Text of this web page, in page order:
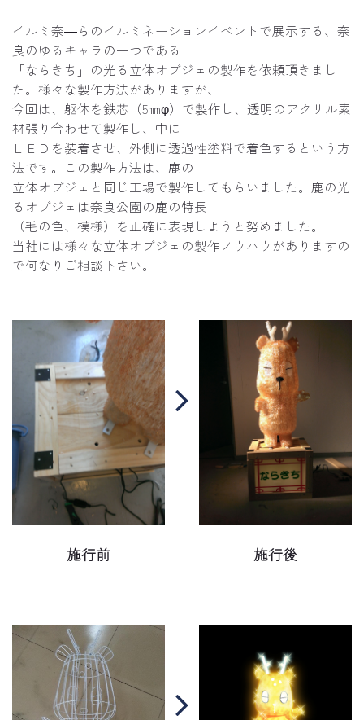
イルミ奈―らのイルミネーションイベントで展示する、奈
良のゆるキャラの一つである
「ならきち」の光る立体オブジェの製作を依頼頂きまし
た。様々な製作方法がありますが、
今回は、躯体を鉄芯（5㎜φ）で製作し、透明のアクリル素
材張り合わせて製作し、中に
ＬＥＤを装着させ、外側に透過性塗料で着色するという方
法です。この製作方法は、鹿の
立体オブジェと同じ工場で製作してもらいました。鹿の光
るオブジェは奈良公園の鹿の特長
（毛の色、模様）を正確に表現しようと努めました。
当社には様々な立体オブジェの製作ノウハウがありますの
で何なりご相談下さい。
施行前 施行後